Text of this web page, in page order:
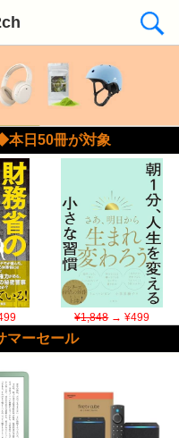
本日50冊が対象
¥1,848→ ¥499
マーセール